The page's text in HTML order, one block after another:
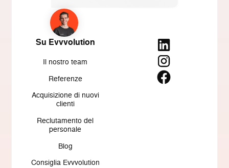
Su Evvvolution
Il nostro team
Referenze
Acquisizione di nuovi
clienti
Reclutamento del
personale
Blog
Consiglia Evvvolution